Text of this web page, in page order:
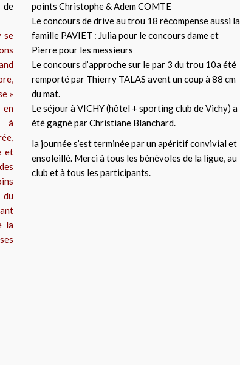
se
»
à
et
la
points Christophe & Adem COMTE
Le concours de drive au trou 18 récompense aussi la
famille PAVIET : Julia pour le concours dame et
Pierre pour les messieurs
Le concours d’approche sur le par 3 du trou 10a été
remporté par Thierry TALAS avent un coup à 88 cm
du mat.
Le séjour à VICHY (hôtel + sporting club de Vichy) a
été gagné par Christiane Blanchard.
la journée s’est terminée par un apéritif convivial et
ensoleillé. Merci à tous les bénévoles de la ligue, au
club et à tous les participants.